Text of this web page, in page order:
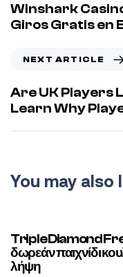
Winshark
Giros Gratis en
NEXT ARTICLE
Are UK Players
Learn Why
You may also
Triple Diamond
δωρεάν παιχνίδι
λήψη